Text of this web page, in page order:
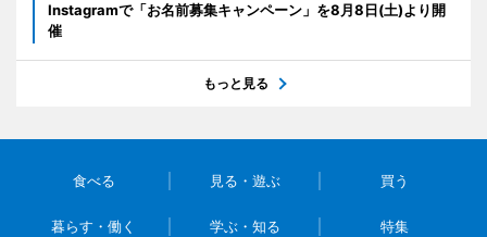
Instagramで「お名前募集キャンペーン」を8月8日(土)より開
催
もっと見る
食べる 見る・遊ぶ 買う
暮らす・働く 学ぶ・知る 特集